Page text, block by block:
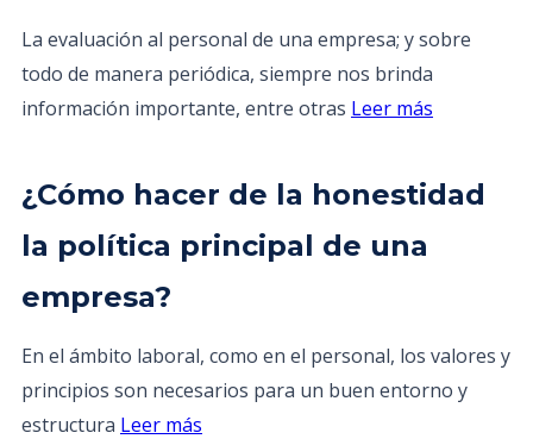
La evaluación al personal de una empresa; y sobre
todo de manera periódica, siempre nos brinda
información importante, entre otras Leer más
¿Cómo hacer de la honestidad
la política principal de una
empresa?
En el ámbito laboral, como en el personal, los valores y
principios son necesarios para un buen entorno y
estructura Leer más